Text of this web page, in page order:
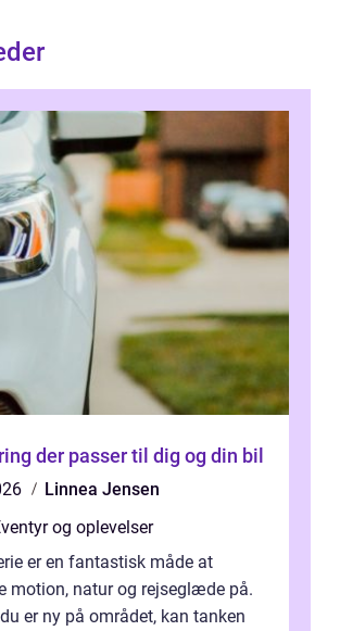
der passer til dig og din bil
Linnea Jensen
og oplevelser
er en fantastisk måde at
motion, natur og rejseglæde på.
er ny på området, kan tanken